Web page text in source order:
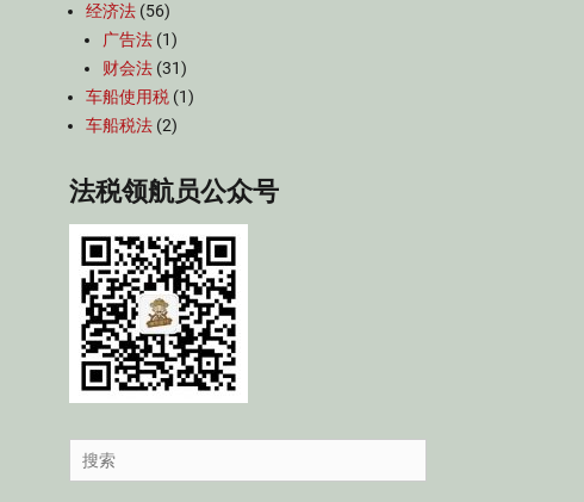
经济法 (56)
广告法 (1)
财会法 (31)
车船使用税 (1)
车船税法 (2)
法税领航员公众号
Search
for: